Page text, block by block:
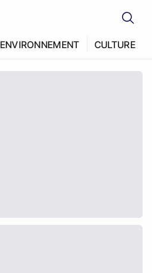
ENVIRONNEMENT CULTURE